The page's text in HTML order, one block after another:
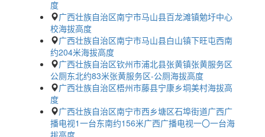
度
广西壮族自治区南宁市马山县百龙滩镇勉圩中心
校海拔高度
广西壮族自治区南宁市马山县白山镇下旺屯西南
约204米海拔高度
广西壮族自治区钦州市浦北县张黄镇张黄服务区
公厕东北约83米张黄服务区-公厕海拔高度
广西壮族自治区梧州市藤县宁康乡垌美村海拔高
度
广西壮族自治区南宁市西乡塘区石埠街道广西广
播电视1一台东南约156米广西广播电视一〇一台海
拔高度